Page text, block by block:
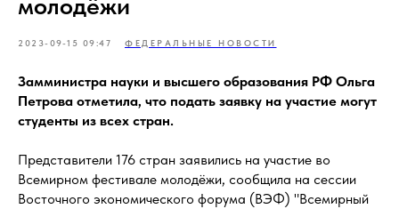
2023-09-15 09:47 ФЕДЕРАЛЬНЫЕ НОВОСТИ
Замминистра науки и высшего образования РФ Ольга
Петрова отметила, что подать заявку на участие могут
студенты из всех стран.
Представители 176 стран заявились на участие во
Всемирном фестивале молодёжи, сообщила на сессии
Восточного экономического форума (ВЭФ) "Всемирный